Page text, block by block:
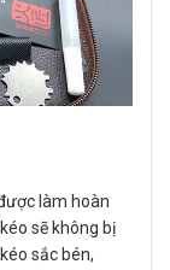
làm hoàn
sẽ không bị
sắc bén,